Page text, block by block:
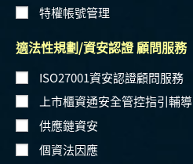
特權帳號管理
適法性規劃/資安認證 顧問服務
ISO27001資安認證顧問服務
上市櫃資通安全管控指引輔導
供應鏈資安
個資法因應